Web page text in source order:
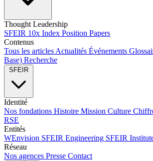
Thought Leadership
SFEIR 10x Index Position Papers
Contenus
Tous les articles Actualités Événements
Base) Recherche
SFEIR
Identité
Nos fondations Histoire Mission Culture
RSE
Entités
WEnvision SFEIR Engineering SFEIR
Réseau
Nos agences Presse Contact